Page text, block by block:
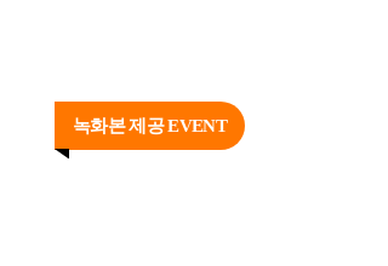
녹화본 제공 EVENT